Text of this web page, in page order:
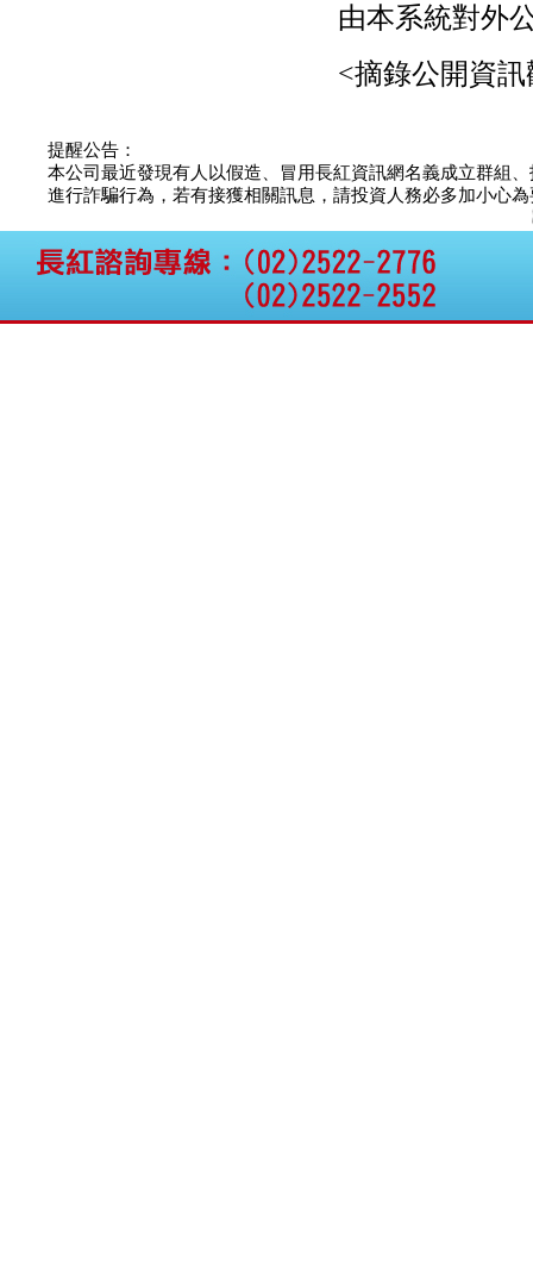
由本系統對外
<摘錄公開資
提醒公告：
本公司最近發現有人以假造、冒用長紅資訊網名義成立群組
進行詐騙行為，若有接獲相關訊息，請投資人務必多加小心